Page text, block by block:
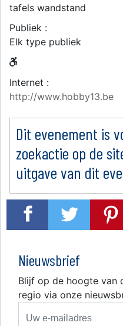
tafels wandstand
Publiek :
Elk type publiek
Internet :
http://www.hobby13.be
Dit evenement is
zoekactie op de
uitgave van dit
Nieuwsbrief
Blijf op de hoogte van
regio via onze